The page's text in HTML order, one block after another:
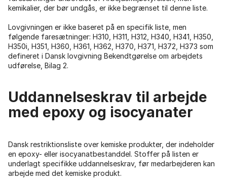
kemikalier, der bør undgås, er ikke begrænset til denne liste.
Lovgivningen er ikke baseret på en specifik liste, men
følgende faresætninger: H310, H311, H312, H340, H341, H350,
H350i, H351, H360, H361, H362, H370, H371, H372, H373 som
defineret i Dansk lovgivning Bekendtgørelse om arbejdets
udførelse, Bilag 2.
Uddannelseskrav til arbejde
med epoxy og isocyanater
Dansk restriktionsliste over kemiske produkter, der indeholder
en epoxy- eller isocyanatbestanddel. Stoffer på listen er
underlagt specifikke uddannelseskrav, før medarbejderen kan
arbejde med det kemiske produkt.